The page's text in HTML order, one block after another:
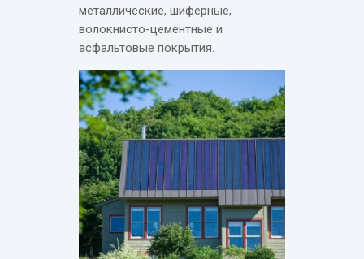
металлические, шиферные,
волокнисто-цементные и
асфальтовые покрытия.